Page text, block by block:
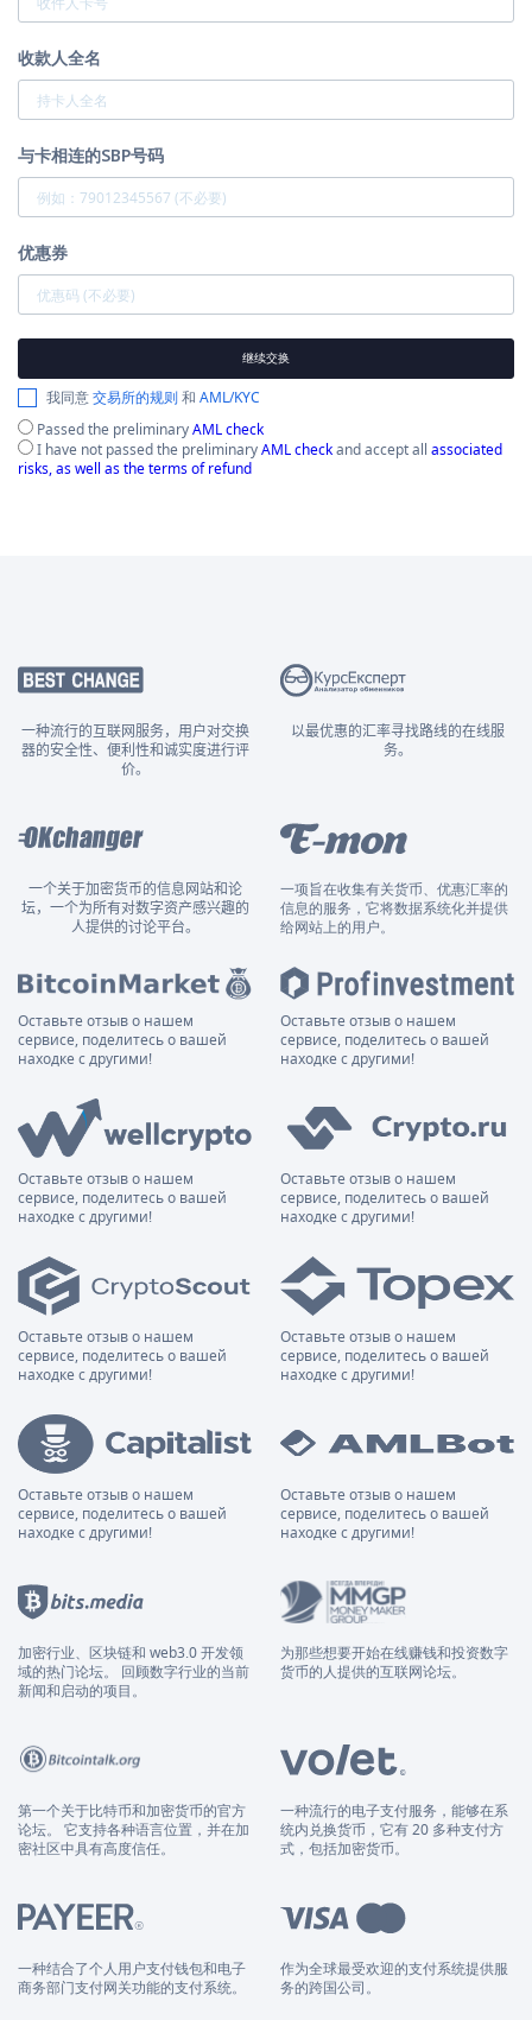
收款人全名
与卡相连的SBP号码
优惠券
继续交换
我同意交易所的规则和 AML/KYC
Passed the preliminaryAML check
I have not passed the preliminaryAML checkand accept all associated
risks, as well as the terms of refund
一种流行的互联网服务，用户对交换
器的安全性、便利性和诚实度进行评
价。
以最优惠的汇率寻找路线的在线服
务。
一个关于加密货币的信息网站和论
坛，一个为所有对数字资产感兴趣的
人提供的讨论平台。
一项旨在收集有关货币、优惠汇率的
信息的服务，它将数据系统化并提供
给网站上的用户。
Оставьте отзыв о нашем
сервисе, поделитесь о вашей
находке с другими!
Оставьте отзыв о нашем
сервисе, поделитесь о вашей
находке с другими!
Оставьте отзыв о нашем
сервисе, поделитесь о вашей
находке с другими!
Оставьте отзыв о нашем
сервисе, поделитесь о вашей
находке с другими!
Оставьте отзыв о нашем
сервисе, поделитесь о вашей
находке с другими!
Оставьте отзыв о нашем
сервисе, поделитесь о вашей
находке с другими!
Оставьте отзыв о нашем
сервисе, поделитесь о вашей
находке с другими!
Оставьте отзыв о нашем
сервисе, поделитесь о вашей
находке с другими!
加密行业、区块链和 web3.0 开发领
域的热门论坛。 回顾数字行业的当前
新闻和启动的项目。
为那些想要开始在线赚钱和投资数字
货币的人提供的互联网论坛。
第一个关于比特币和加密货币的官方
论坛。 它支持各种语言位置，并在加
密社区中具有高度信任。
一种流行的电子支付服务，能够在系
统内兑换货币，它有 20 多种支付方
式，包括加密货币。
一种结合了个人用户支付钱包和电子
商务部门支付网关功能的支付系统。
作为全球最受欢迎的支付系统提供服
务的跨国公司。